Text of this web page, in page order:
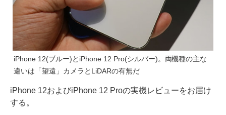
iPhone 12(ブルー)とiPhone 12 Pro(シルバー)。両機種の主な
違いは「望遠」カメラとLiDARの有無だ
iPhone 12およびiPhone 12 Proの実機レビューをお届け
する。